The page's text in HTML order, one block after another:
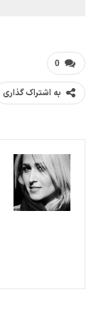
0
به اشتراک گذاری